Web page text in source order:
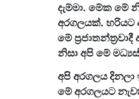
දැම්මා. මේක
අරගලයක්. හරියට
මේ
නිසා අපි මේ
අපි අරගලය
මේ අරගලයට